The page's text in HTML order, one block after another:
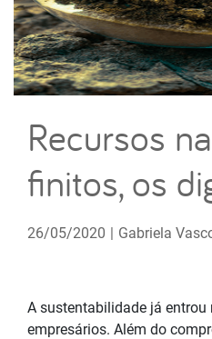
Recursos
finitos, os
26/05/2020 | Gabriela
A sustentabilidade já entrou
empresários. Além do